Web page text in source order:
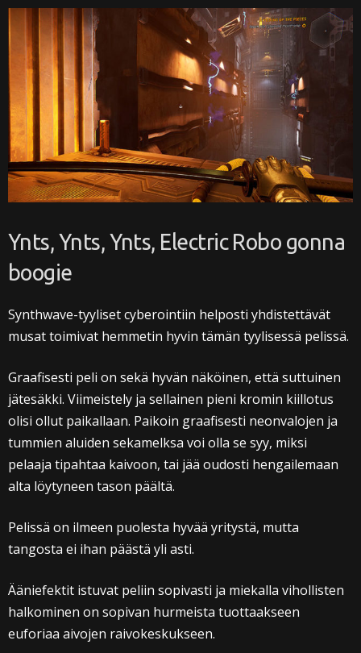
Ynts, Ynts, Ynts, Electric Robo gonna
boogie
Synthwave-tyyliset cyberointiin helposti yhdistettävät
musat toimivat hemmetin hyvin tämän tyylisessä pelissä.
Graafisesti peli on sekä hyvän näköinen, että suttuinen
jätesäkki. Viimeistely ja sellainen pieni kromin kiillotus
olisi ollut paikallaan. Paikoin graafisesti neonvalojen ja
tummien aluiden sekamelksa voi olla se syy, miksi
pelaaja tipahtaa kaivoon, tai jää oudosti hengailemaan
alta löytyneen tason päältä.
Pelissä on ilmeen puolesta hyvää yritystä, mutta
tangosta ei ihan päästä yli asti.
Ääniefektit istuvat peliin sopivasti ja miekalla vihollisten
halkominen on sopivan hurmeista tuottaakseen
euforiaa aivojen raivokeskukseen.